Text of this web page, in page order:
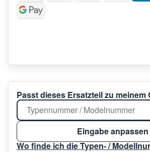
Passt dieses Ersatzteil zu meinem
Eingabe anpassen
Wo finde ich die Typen- /